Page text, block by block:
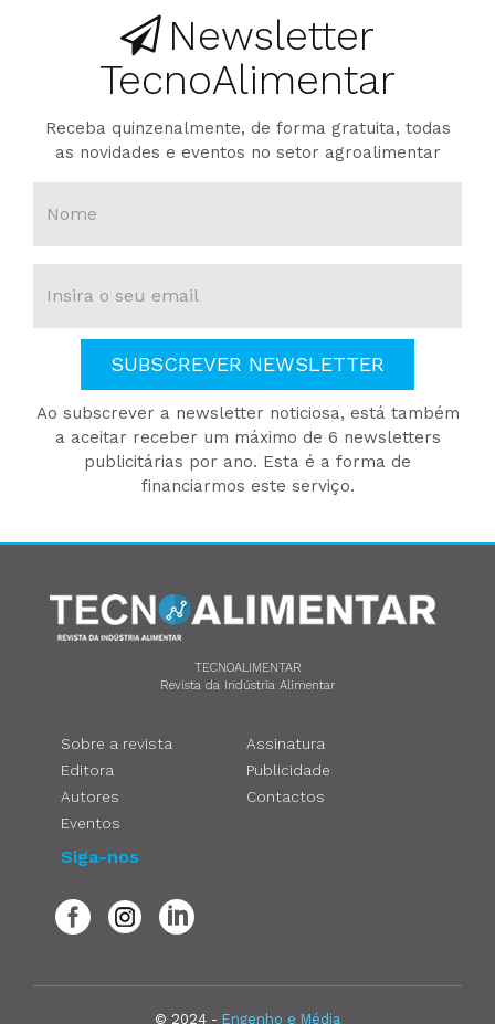
Newsletter
TecnoAlimentar
Receba quinzenalmente, de forma gratuita, todas
as novidades e eventos no setor agroalimentar
SUBSCREVER NEWSLETTER
Ao subscrever a newsletter noticiosa, está também
a aceitar receber um máximo de 6 newsletters
publicitárias por ano. Esta é a forma de
financiarmos este serviço.
TECNOALIMENTAR
Revista da Indústria Alimentar
Sobre a revista
Editora
Autores
Eventos
Assinatura
Publicidade
Contactos
Siga-nos
© 2024 - Engenho e Média